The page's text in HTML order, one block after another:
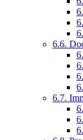
6.6.
6.7.